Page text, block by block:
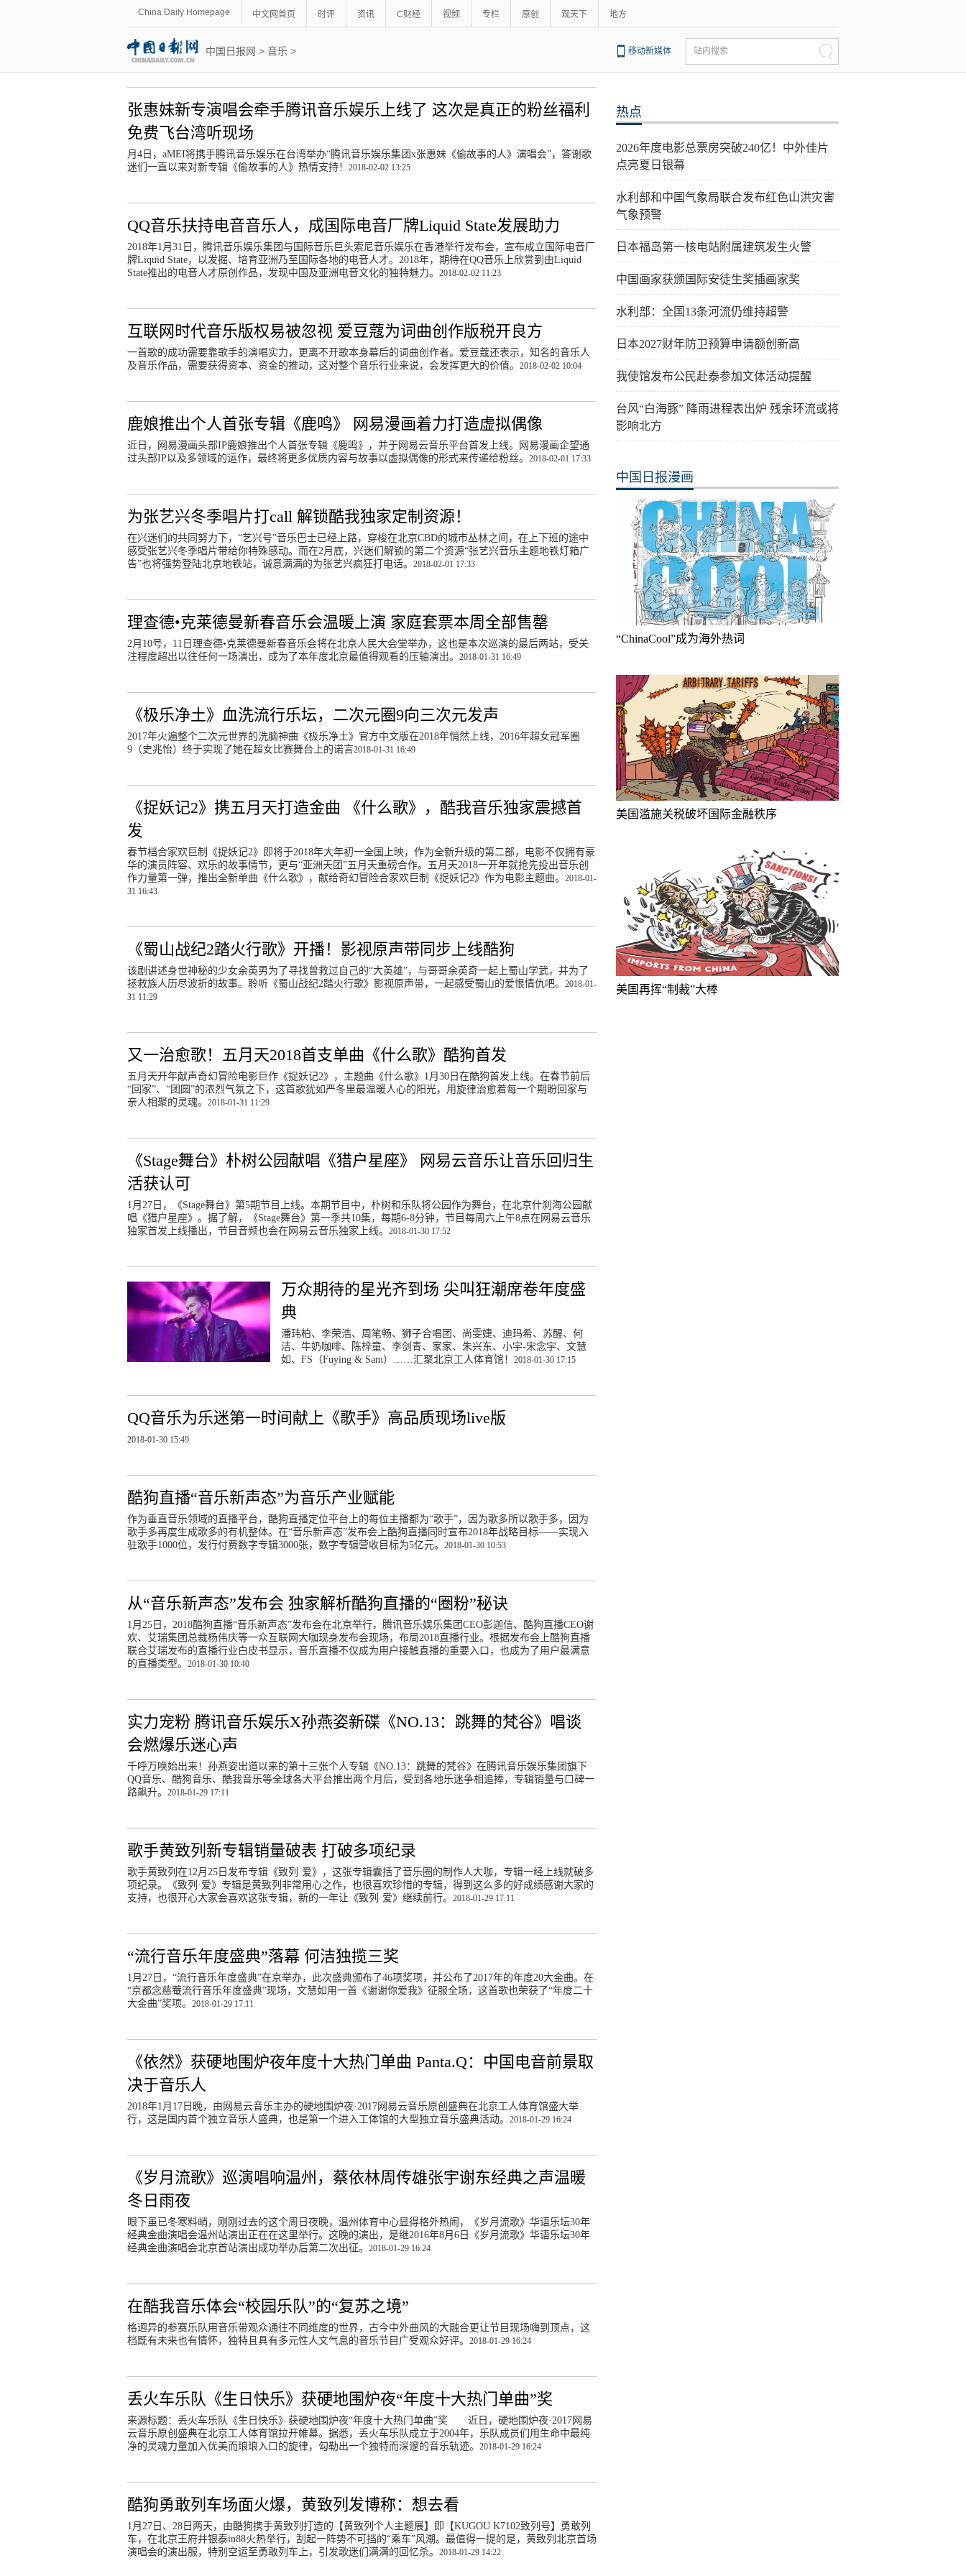
China Daily Homepage 中文网首页 时评 资讯 C财经 视频 专栏 原创 观天下 地方
中国日报网 > 音乐 > 移动新媒体 站内搜索
张惠妹新专演唱会牵手腾讯音乐娱乐上线了 这次是真正的粉丝福利
免费飞台湾听现场
月4日，aMEI将携手腾讯音乐娱乐在台湾举办“腾讯音乐娱乐集团x张惠妹《偷故事的人》演唱会”，答谢歌
迷们一直以来对新专辑《偷故事的人》热情支持！ 2018-02-02 13:25
QQ音乐扶持电音音乐人，成国际电音厂牌Liquid State发展助力
2018年1月31日，腾讯音乐娱乐集团与国际音乐巨头索尼音乐娱乐在香港举行发布会，宣布成立国际电音厂
牌Liquid State，以发掘、培育亚洲乃至国际各地的电音人才。2018年，期待在QQ音乐上欣赏到由Liquid
State推出的电音人才原创作品，发现中国及亚洲电音文化的独特魅力。 2018-02-02 11:23
互联网时代音乐版权易被忽视 爱豆蔻为词曲创作版税开良方
一首歌的成功需要靠歌手的演唱实力，更离不开歌本身幕后的词曲创作者。爱豆蔻还表示，知名的音乐人
及音乐作品，需要获得资本、资金的推动，这对整个音乐行业来说，会发挥更大的价值。 2018-02-02 10:04
鹿娘推出个人首张专辑《鹿鸣》 网易漫画着力打造虚拟偶像
近日，网易漫画头部IP鹿娘推出个人首张专辑《鹿鸣》，并于网易云音乐平台首发上线。网易漫画企望通
过头部IP以及多领域的运作，最终将更多优质内容与故事以虚拟偶像的形式来传递给粉丝。 2018-02-01 17:33
为张艺兴冬季唱片打call 解锁酷我独家定制资源！
在兴迷们的共同努力下，“艺兴号”音乐巴士已经上路，穿梭在北京CBD的城市丛林之间，在上下班的途中
感受张艺兴冬季唱片带给你特殊感动。而在2月底，兴迷们解锁的第二个资源“张艺兴音乐主题地铁灯箱广
告”也将强势登陆北京地铁站，诚意满满的为张艺兴疯狂打电话。 2018-02-01 17:33
理查德•克莱德曼新春音乐会温暖上演 家庭套票本周全部售罄
2月10号，11日理查德•克莱德曼新春音乐会将在北京人民大会堂举办，这也是本次巡演的最后两站，受关
注程度超出以往任何一场演出，成为了本年度北京最值得观看的压轴演出。 2018-01-31 16:49
《极乐净土》血洗流行乐坛，二次元圈9向三次元发声
2017年火遍整个二次元世界的洗脑神曲《极乐净土》官方中文版在2018年悄然上线，2016年超女冠军圈
9（史兆怡）终于实现了她在超女比赛舞台上的诺言2018-01-31 16:49
《捉妖记2》携五月天打造金曲 《什么歌》，酷我音乐独家震撼首
发
春节档合家欢巨制《捉妖记2》即将于2018年大年初一全国上映，作为全新升级的第二部，电影不仅拥有豪
华的演员阵容、欢乐的故事情节，更与“亚洲天团”五月天重磅合作。五月天2018一开年就抢先投出音乐创
作力量第一弹，推出全新单曲《什么歌》，献给奇幻冒险合家欢巨制《捉妖记2》作为电影主题曲。 2018-01-
31 16:43
《蜀山战纪2踏火行歌》开播！影视原声带同步上线酷狗
该剧讲述身世神秘的少女余英男为了寻找曾救过自己的“大英雄”，与哥哥余英奇一起上蜀山学武，并为了
拯救族人历尽波折的故事。聆听《蜀山战纪2踏火行歌》影视原声带，一起感受蜀山的爱恨情仇吧。 2018-01-
31 11:29
又一治愈歌！五月天2018首支单曲《什么歌》酷狗首发
五月天开年献声奇幻冒险电影巨作《捉妖记2》，主题曲《什么歌》1月30日在酷狗首发上线。在春节前后
“回家”、“团圆”的浓烈气氛之下，这首歌犹如严冬里最温暖人心的阳光，用旋律治愈着每一个期盼回家与
亲人相聚的灵魂。 2018-01-31 11:29
《Stage舞台》朴树公园献唱《猎户星座》 网易云音乐让音乐回归生
活获认可
1月27日，《Stage舞台》第5期节目上线。本期节目中，朴树和乐队将公园作为舞台，在北京什刹海公园献
唱《猎户星座》。据了解，《Stage舞台》第一季共10集，每期6-8分钟，节目每周六上午8点在网易云音乐
独家首发上线播出，节目音频也会在网易云音乐独家上线。 2018-01-30 17:52
万众期待的星光齐到场 尖叫狂潮席卷年度盛
典
潘玮柏、李荣浩、周笔畅、狮子合唱团、尚雯婕、迪玛希、苏醒、何
洁、牛奶咖啡、陈梓童、李剑青、家家、朱兴东、小宇-宋念宇、文慧
如、FS（Fuying & Sam）……汇聚北京工人体育馆！2018-01-30 17:15
QQ音乐为乐迷第一时间献上《歌手》高品质现场live版
2018-01-30 15:49
酷狗直播“音乐新声态”为音乐产业赋能
作为垂直音乐领域的直播平台，酷狗直播定位平台上的每位主播都为“歌手”，因为歌多所以歌手多，因为
歌手多再度生成歌多的有机整体。在“音乐新声态”发布会上酷狗直播同时宣布2018年战略目标——实现入
驻歌手1000位，发行付费数字专辑3000张，数字专辑营收目标为5亿元。 2018-01-30 10:53
从“音乐新声态”发布会 独家解析酷狗直播的“圈粉”秘诀
1月25日，2018酷狗直播“音乐新声态”发布会在北京举行，腾讯音乐娱乐集团CEO彭迦信、酷狗直播CEO谢
欢、艾瑞集团总裁杨伟庆等一众互联网大咖现身发布会现场，布局2018直播行业。根据发布会上酷狗直播
联合艾瑞发布的直播行业白皮书显示，音乐直播不仅成为用户接触直播的重要入口，也成为了用户最满意
的直播类型。 2018-01-30 10:40
实力宠粉 腾讯音乐娱乐X孙燕姿新碟《NO.13：跳舞的梵谷》唱谈
会燃爆乐迷心声
千呼万唤始出来！孙燕姿出道以来的第十三张个人专辑《NO.13：跳舞的梵谷》在腾讯音乐娱乐集团旗下
QQ音乐、酷狗音乐、酷我音乐等全球各大平台推出两个月后，受到各地乐迷争相追捧，专辑销量与口碑一
路飙升。 2018-01-29 17:11
歌手黄致列新专辑销量破表 打破多项纪录
歌手黄致列在12月25日发布专辑《致列·爱》，这张专辑囊括了音乐圈的制作人大咖，专辑一经上线就破多
项纪录。《致列·爱》专辑是黄致列非常用心之作，也很喜欢珍惜的专辑，得到这么多的好成绩感谢大家的
支持，也很开心大家会喜欢这张专辑，新的一年让《致列·爱》继续前行。 2018-01-29 17:11
“流行音乐年度盛典”落幕 何洁独揽三奖
1月27日，“流行音乐年度盛典”在京举办，此次盛典颁布了46项奖项，并公布了2017年的年度20大金曲。在
“京都念慈菴流行音乐年度盛典”现场，文慧如用一首《谢谢你爱我》征服全场，这首歌也荣获了“年度二十
大金曲”奖项。 2018-01-29 17:11
《依然》获硬地围炉夜年度十大热门单曲 Panta.Q：中国电音前景取
决于音乐人
2018年1月17日晚，由网易云音乐主办的硬地围炉夜·2017网易云音乐原创盛典在北京工人体育馆盛大举
行，这是国内首个独立音乐人盛典，也是第一个进入工体馆的大型独立音乐盛典活动。 2018-01-29 16:24
《岁月流歌》巡演唱响温州，蔡依林周传雄张宇谢东经典之声温暖
冬日雨夜
眼下虽已冬寒料峭，刚刚过去的这个周日夜晚，温州体育中心显得格外热闹，《岁月流歌》华语乐坛30年
经典金曲演唱会温州站演出正在在这里举行。这晚的演出，是继2016年8月6日《岁月流歌》华语乐坛30年
经典金曲演唱会北京首站演出成功举办后第二次出征。 2018-01-29 16:24
在酷我音乐体会“校园乐队”的“复苏之境”
格迥异的参赛乐队用音乐带观众通往不同维度的世界，古今中外曲风的大融合更让节目现场嗨到顶点，这
档既有未来也有情怀，独特且具有多元性人文气息的音乐节目广受观众好评。 2018-01-29 16:24
丢火车乐队《生日快乐》获硬地围炉夜“年度十大热门单曲”奖
来源标题：丢火车乐队《生日快乐》获硬地围炉夜“年度十大热门单曲”奖 近日，硬地围炉夜·2017网易
云音乐原创盛典在北京工人体育馆拉开帷幕。据悉，丢火车乐队成立于2004年，乐队成员们用生命中最纯
净的灵魂力量加入优美而琅琅入口的旋律，勾勒出一个独特而深邃的音乐轨迹。 2018-01-29 16:24
酷狗勇敢列车场面火爆，黄致列发博称：想去看
1月27日、28日两天，由酷狗携手黄致列打造的【黄致列个人主题展】即【KUGOU K7102致列号】勇敢列
车，在北京王府井银泰in88火热举行，刮起一阵势不可挡的“乘车”风潮。最值得一提的是，黄致列北京首场
演唱会的演出服，特别空运至勇敢列车上，引发歌迷们满满的回忆杀。 2018-01-29 14:22
热点
2026年度电影总票房突破240亿！中外佳片
点亮夏日银幕
水利部和中国气象局联合发布红色山洪灾害
气象预警
日本福岛第一核电站附属建筑发生火警
中国画家获颁国际安徒生奖插画家奖
水利部：全国13条河流仍维持超警
日本2027财年防卫预算申请额创新高
我使馆发布公民赴泰参加文体活动提醒
台风“白海豚” 降雨进程表出炉 残余环流或将
影响北方
中国日报漫画
“ChinaCool”成为海外热词
美国滥施关税破坏国际金融秩序
美国再挥“制裁”大棒